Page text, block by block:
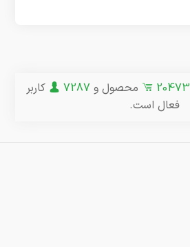
20473 محصول و7287
کاربر
فعال است.